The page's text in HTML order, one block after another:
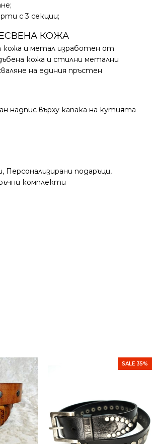
с 3 секции;
КОЖА
и метал изработен от
кожа и стилни метални
на единия пръстен
надпис върху капака на кутията
, Персонализирани подаръци,
комплекти
SALE 35%